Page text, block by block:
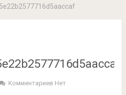
Комментариев Нет